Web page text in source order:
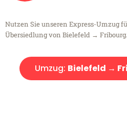
Nutzen Sie unseren Express-Umzug
Übersiedlung von Bielefeld → Fribourg.
Umzug: Bielefeld →